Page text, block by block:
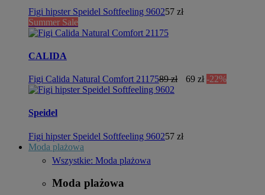
Figi hipster Speidel Softfeeling 960257 zł
Summer Sale
CALIDA
Figi Calida Natural Comfort 2117589 zł 69 zł -22%
Speidel
Figi hipster Speidel Softfeeling 960257 zł
Moda plażowa
Wszystkie: Moda plażowa
Moda plażowa